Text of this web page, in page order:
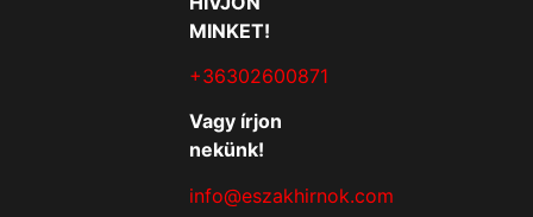
MINKET!
+36302600871
Vagy írjon
nekünk!
info@eszakhirnok.com